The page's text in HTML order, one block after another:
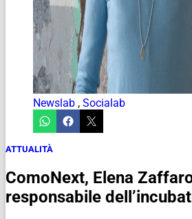
Newslab , Socialab
ATTUALITÀ
ComoNext, Elena
responsabile